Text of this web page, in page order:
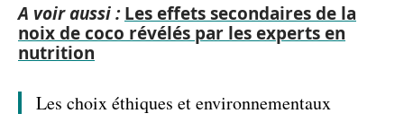
A voir aussi : Les effets secondaires de la
noix de coco révélés par les experts en
nutrition
Les choix éthiques et environnementaux